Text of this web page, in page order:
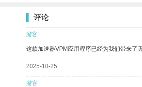
评论
游客
这款加速器VPM应用程序已经为我们带来了
2025-10-25
游客